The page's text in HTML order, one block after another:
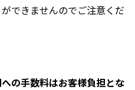
できませんのでご注意くだ
の手数料はお客様負担とな